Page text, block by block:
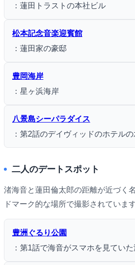
：蓮田トラストの本社ビル
松本記念音楽迎賓館
：蓮田家の豪邸
豊岡海岸
：星ヶ浜海岸
八景島シーパラダイス
：第2話のデイヴィッドのホテル
二人のデートスポット
渚海音と蓮田倫太郎の距離が近づく
ドマーク的な場所で撮影されています
豊洲ぐるり公園
：第1話で海音がスマホを見てい